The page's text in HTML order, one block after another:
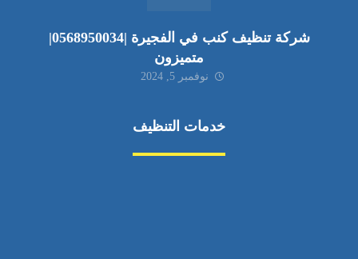
شركة تنظيف كنب في الفجيرة |0568950034|
متميزون
نوفمبر 5, 2024
خدمات التنظيف